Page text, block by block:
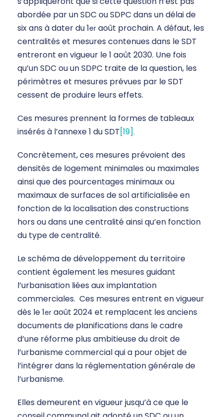
abordée par un SDC ou SDPC dans un délai de
six ans à dater du 1er août prochain. A défaut, les
centralités et mesures contenues dans le SDT
entreront en vigueur le 1 août 2030. Une fois
qu’un SDC ou un SDPC traite de la question, les
périmètres et mesures prévues par le SDT
cessent de produire leurs effets.
Ces mesures prennent la formes de tableaux
insérés à l’annexe 1 du SDT[19].
Concrètement, ces mesures prévoient des
densités de logement minimales ou maximales
ainsi que des pourcentages minimaux ou
maximaux de surfaces de sol artificialisée en
fonction de la localisation des constructions
hors ou dans une centralité ainsi qu’en fonction
du type de centralité.
Le schéma de développement du territoire
contient également les mesures guidant
l’urbanisation liées aux implantation
commerciales. Ces mesures entrent en vigueur
dès le 1er août 2024 et remplacent les anciens
documents de planifications dans le cadre
d’une réforme plus ambitieuse du droit de
l’urbanisme commercial qui a pour objet de
l’intégrer dans la réglementation générale de
l’urbanisme.
Elles demeurent en vigueur jusqu’à ce que le